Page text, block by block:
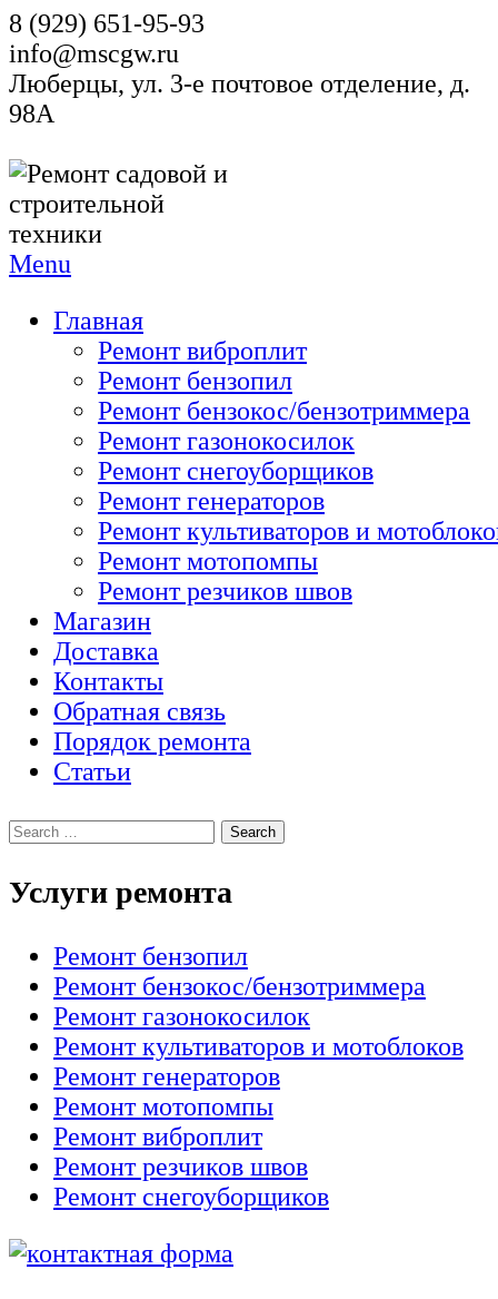
8 (929) 651-95-93
info@mscgw.ru
Люберцы, ул. 3-е почтовое отделение, д.
98А
Menu
Главная
Ремонт виброплит
Ремонт бензопил
Ремонт бензокос/бензотриммера
Ремонт газонокосилок
Ремонт снегоуборщиков
Ремонт генераторов
Ремонт культиваторов и
Ремонт мотопомпы
Ремонт резчиков швов
Магазин
Доставка
Контакты
Обратная связь
Порядок ремонта
Статьи
Услуги ремонта
Ремонт бензопил
Ремонт бензокос/бензотриммера
Ремонт газонокосилок
Ремонт культиваторов и мотоблоков
Ремонт генераторов
Ремонт мотопомпы
Ремонт виброплит
Ремонт резчиков швов
Ремонт снегоуборщиков